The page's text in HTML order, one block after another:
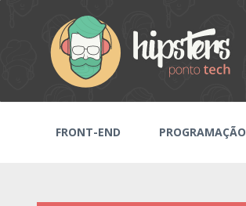
FRONT-END PROGRAMAÇÃO